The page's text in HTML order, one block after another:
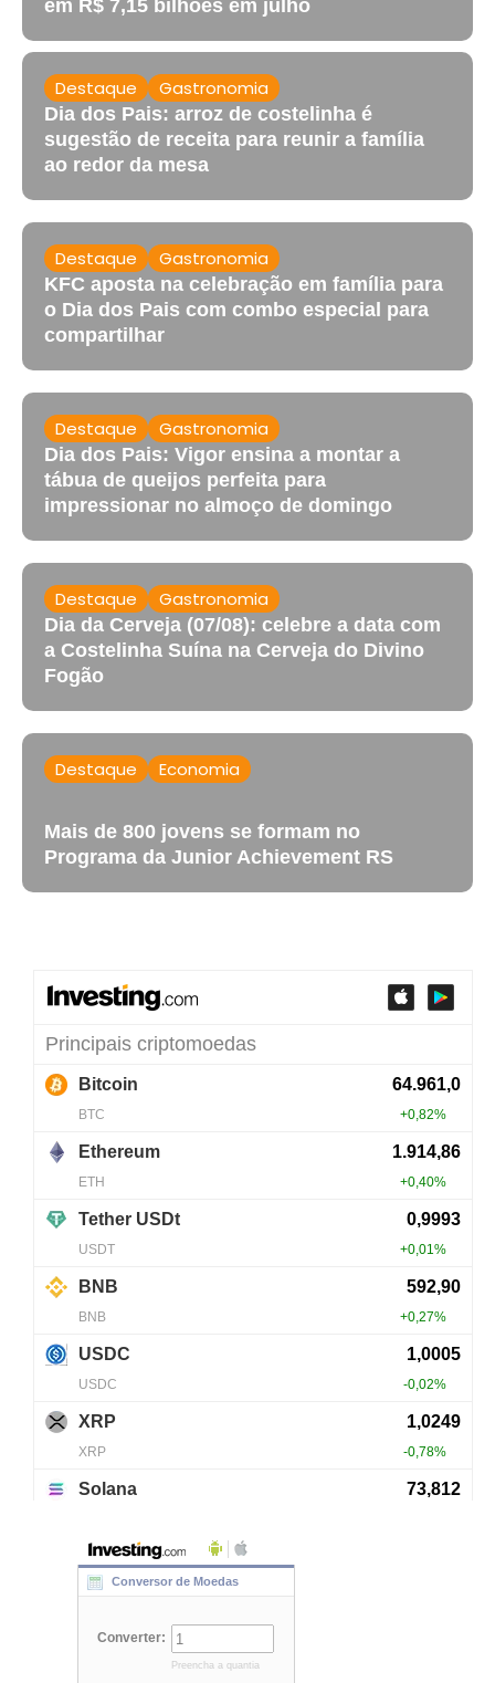
em R$ 7,15 bilhões em julho
Destaque Gastronomia
Dia dos Pais: arroz de costelinha é
sugestão de receita para reunir a família
ao redor da mesa
Destaque Gastronomia
KFC aposta na celebração em família para
o Dia dos Pais com combo especial para
compartilhar
Destaque Gastronomia
Dia dos Pais: Vigor ensina a montar a
tábua de queijos perfeita para
impressionar no almoço de domingo
Destaque Gastronomia
Dia da Cerveja (07/08): celebre a data com
a Costelinha Suína na Cerveja do Divino
Fogão
Destaque Economia
Mais de 800 jovens se formam no
Programa da Junior Achievement RS